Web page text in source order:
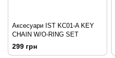
Аксесуари IST KC01-A KEY
CHAIN W/O-RING SET
299 грн